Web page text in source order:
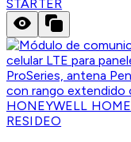
STARTER
HONEYWELL HOME
RESIDEO